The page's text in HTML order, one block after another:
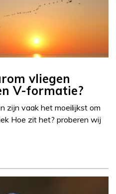
vliegen
V-formatie?
zijn vaak het moeilijkst om
Hoe zit het? proberen wij